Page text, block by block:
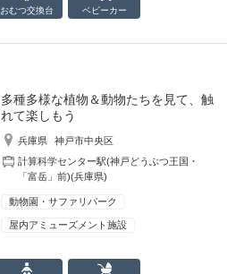
おむつ交換台 ベビーカー
多種多様な植物＆動物たちを見て、触
れて楽しもう
兵庫県
神戸市中央区
計算科学センター駅(神戸どうぶつ王国・
「富岳」前)(兵庫県)
動物園・サファリパーク
屋内アミューズメント施設